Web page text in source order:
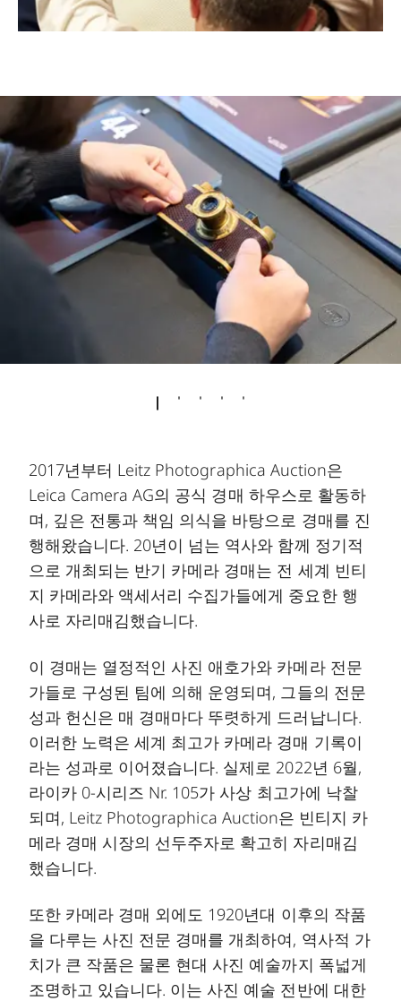
2017년부터 Leitz Photographica Auction은
Leica Camera AG의 공식 경매 하우스로 활동하
며, 깊은 전통과 책임 의식을 바탕으로 경매를 진
행해왔습니다. 20년이 넘는 역사와 함께 정기적
으로 개최되는 반기 카메라 경매는 전 세계 빈티
지 카메라와 액세서리 수집가들에게 중요한 행
사로 자리매김했습니다.
이 경매는 열정적인 사진 애호가와 카메라 전문
가들로 구성된 팀에 의해 운영되며, 그들의 전문
성과 헌신은 매 경매마다 뚜렷하게 드러납니다.
이러한 노력은 세계 최고가 카메라 경매 기록이
라는 성과로 이어졌습니다. 실제로 2022년 6월,
라이카 0-시리즈 Nr. 105가 사상 최고가에 낙찰
되며, Leitz Photographica Auction은 빈티지 카
메라 경매 시장의 선두주자로 확고히 자리매김
했습니다.
또한 카메라 경매 외에도 1920년대 이후의 작품
을 다루는 사진 전문 경매를 개최하여, 역사적 가
치가 큰 작품은 물론 현대 사진 예술까지 폭넓게
조명하고 있습니다. 이는 사진 예술 전반에 대한